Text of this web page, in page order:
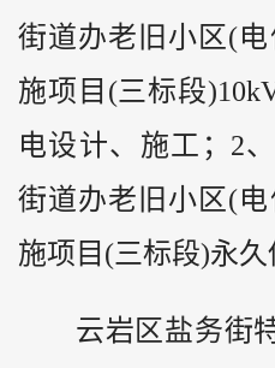
街道办老旧小区(
施项目(三标段
电设计、施工；2
街道办老旧小区(
施项目(三标段)永久
云岩区盐务街